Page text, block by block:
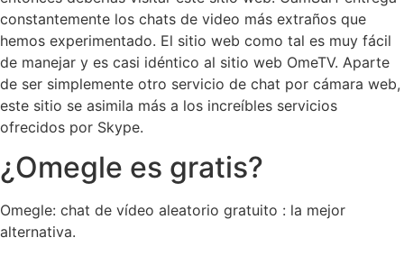
constantemente los chats de video más extraños que
hemos experimentado. El sitio web como tal es muy fácil
de manejar y es casi idéntico al sitio web OmeTV. Aparte
de ser simplemente otro servicio de chat por cámara web,
este sitio se asimila más a los increíbles servicios
ofrecidos por Skype.
¿Omegle es gratis?
Omegle: chat de vídeo aleatorio gratuito : la mejor
alternativa.